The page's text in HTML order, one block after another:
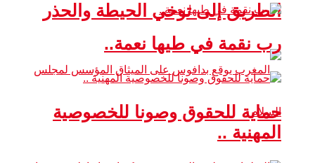
الطريق إلى توخي الحيطة والحذر
رب نقمة في طيها نعمة..
حماية للحقوق وصونا للخصوصية
المهنية ..